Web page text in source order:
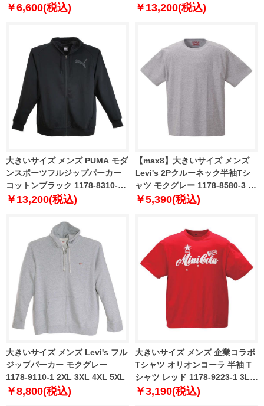
￥6,600(税込)
3XL 4XL 5XL
￥13,200(税込)
大きいサイズ メンズ PUMA モダ
ンスポーツフルジップパーカー
コットンブラック 1178-8310-2
2XL 3XL 4XL 5XL
￥13,200(税込)
【max8】大きいサイズ メンズ
Levi's 2Pクルーネック半袖Tシ
ャツ モクグレー 1178-8580-3 2L
3L 4L 5L 6L 8L
￥5,390(税込)
大きいサイズ メンズ Levi's フル
ジップパーカー モクグレー
1178-9110-1 2XL 3XL 4XL 5XL
￥8,800(税込)
大きいサイズ メンズ 企業コラボ
Tシャツ オリオンコーラ 半袖 T
シャツ レッド 1178-9223-1 3L
4L 5L 6L 8L
￥3,190(税込)